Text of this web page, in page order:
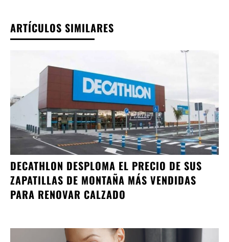
ARTÍCULOS SIMILARES
DECATHLON DESPLOMA EL PRECIO DE SUS
ZAPATILLAS DE MONTAÑA MÁS VENDIDAS
PARA RENOVAR CALZADO